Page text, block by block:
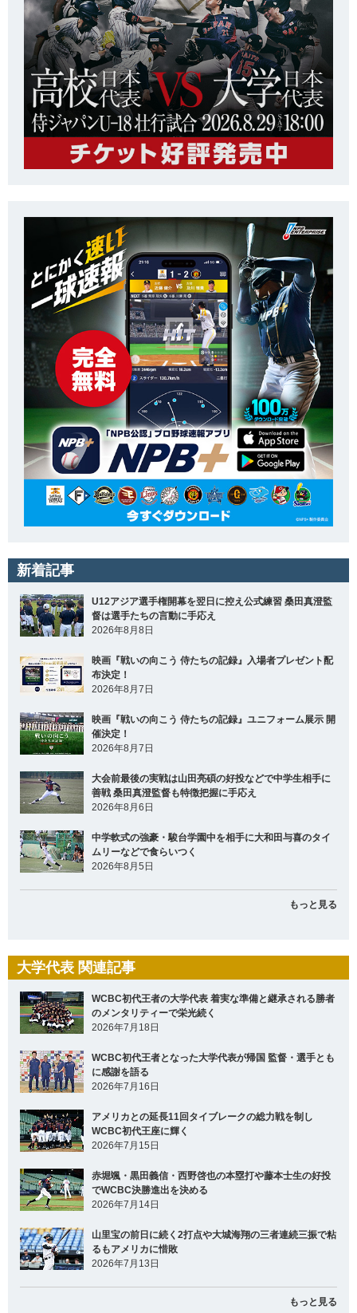
新着記事
U12アジア選手権開幕を翌日に控え公式練習 桑田真澄監
督は選手たちの言動に手応え
2026年8月8日
映画『戦いの向こう 侍たちの記録』入場者プレゼント配
布決定！
2026年8月7日
映画『戦いの向こう 侍たちの記録』ユニフォーム展示 開
催決定！
2026年8月7日
大会前最後の実戦は山田亮碩の好投などで中学生相手に
善戦 桑田真澄監督も特徴把握に手応え
2026年8月6日
中学軟式の強豪・駿台学園中を相手に大和田与喜のタイ
ムリーなどで食らいつく
2026年8月5日
もっと見る
大学代表 関連記事
WCBC初代王者の大学代表 着実な準備と継承される勝者
のメンタリティーで栄光続く
2026年7月18日
WCBC初代王者となった大学代表が帰国 監督・選手とも
に感謝を語る
2026年7月16日
アメリカとの延長11回タイブレークの総力戦を制し
WCBC初代王座に輝く
2026年7月15日
赤堀颯・黒田義信・西野啓也の本塁打や藤本士生の好投
でWCBC決勝進出を決める
2026年7月14日
山里宝の前日に続く2打点や大城海翔の三者連続三振で粘
るもアメリカに惜敗
2026年7月13日
もっと見る